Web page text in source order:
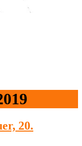
20.